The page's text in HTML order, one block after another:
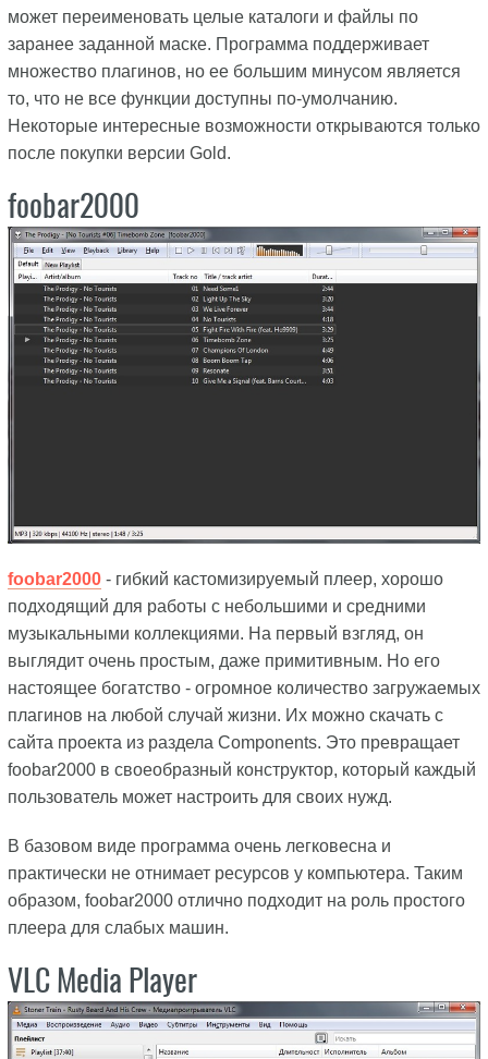
может переименовать целые каталоги и файлы по
заранее заданной маске. Программа поддерживает
множество плагинов, но ее большим минусом является
то, что не все функции доступны по-умолчанию.
Некоторые интересные возможности открываются только
после покупки версии Gold.
foobar2000
foobar2000- гибкий кастомизируемый плеер, хорошо
подходящий для работы с небольшими и средними
музыкальными коллекциями. На первый взгляд, он
выглядит очень простым, даже примитивным. Но его
настоящее богатство - огромное количество загружаемых
плагинов на любой случай жизни. Их можно скачать с
сайта проекта из раздела Components. Это превращает
foobar2000 в своеобразный конструктор, который каждый
пользователь может настроить для своих нужд.
В базовом виде программа очень легковесна и
практически не отнимает ресурсов у компьютера. Таким
образом, foobar2000 отлично подходит на роль простого
плеера для слабых машин.
VLC Media Player